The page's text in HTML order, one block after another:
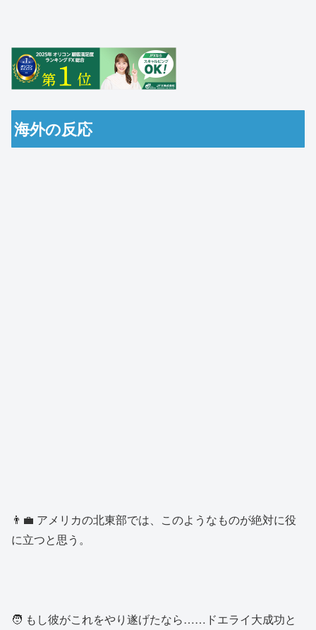
海外の反応
👨‍💼 アメリカの北東部では、このようなものが絶対に役
に立つと思う。
🧑 もし彼がこれをやり遂げたなら……ドエライ大成功と